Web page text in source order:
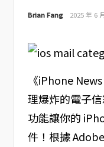
Brian Fang 2025 年 6
《iPhone
理爆炸的電子
功能讓你的
件！根據